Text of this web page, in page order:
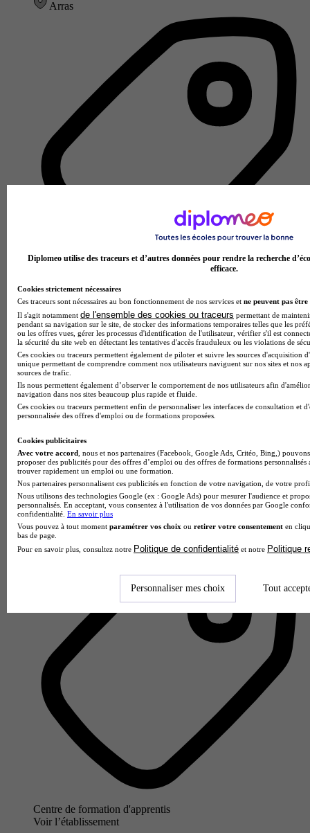
Arras
École des métiers de l'esthétique cosmétique
Voir l’établissement
Accès métiers
Aucun avis
Lens
Centre de formation d'apprentis
Voir l’établissement
Diplomeo utilise des traceurs et d’autres données pour rendre la recherche
efficace.
Cookies strictement nécessaires
Ces traceurs sont nécessaires au bon fonctionnement de nos services et ne peuvent pas être
Il s'agit notamment de l'ensemble des cookies ou traceurs permettant de
pendant sa navigation sur le site, de stocker des informations temporaires telles que les
ou les offres vues, gérer les processus d'identification de l'utilisateur, vérifier s'il est
la sécurité du site web en détectant les tentatives d'accès frauduleux ou les violations de
Ces cookies ou traceurs permettent également de piloter et suivre les sources d'acquisition
unique permettant de comprendre comment nos utilisateurs naviguent sur nos sites et nos
sources de trafic.
Ils nous permettent également d’observer le comportement de nos utilisateurs afin
navigation dans nos sites beaucoup plus rapide et fluide.
Ces cookies ou traceurs permettent enfin de personnaliser les interfaces de consultation et
personnalisée des offres d'emploi ou de formations proposées.
Cookies publicitaires
Avec votre accord , nous et nos partenaires (Facebook, Google Ads, Critéo, Bing,)
proposer des publicités pour des offres d’emploi ou des offres de formations
trouver rapidement un emploi ou une formation.
Nos partenaires personnalisent ces publicités en fonction de votre navigation, de votre
Nous utilisons des technologies Google (ex : Google Ads) pour mesurer l'audience et
personnalisés. En acceptant, vous consentez à l'utilisation de vos données par Google
confidentialité. En savoir plus
Vous pouvez à tout moment paramétrer vos choix ou retirer votre consentement en
bas de page.
Pour en savoir plus, consultez notre Politique de confidentialité et notre Politique
Personnaliser mes choix Tout